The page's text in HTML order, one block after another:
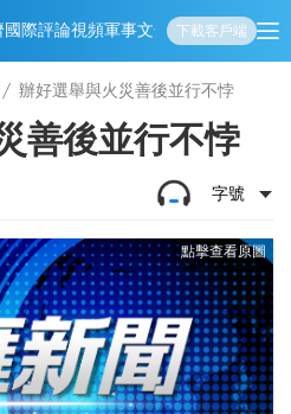
國際評論視頻軍事文化 娛樂生活教育體
下載客戶端
辦好選舉與火災善後並行不悖
善後並行不悖
字號